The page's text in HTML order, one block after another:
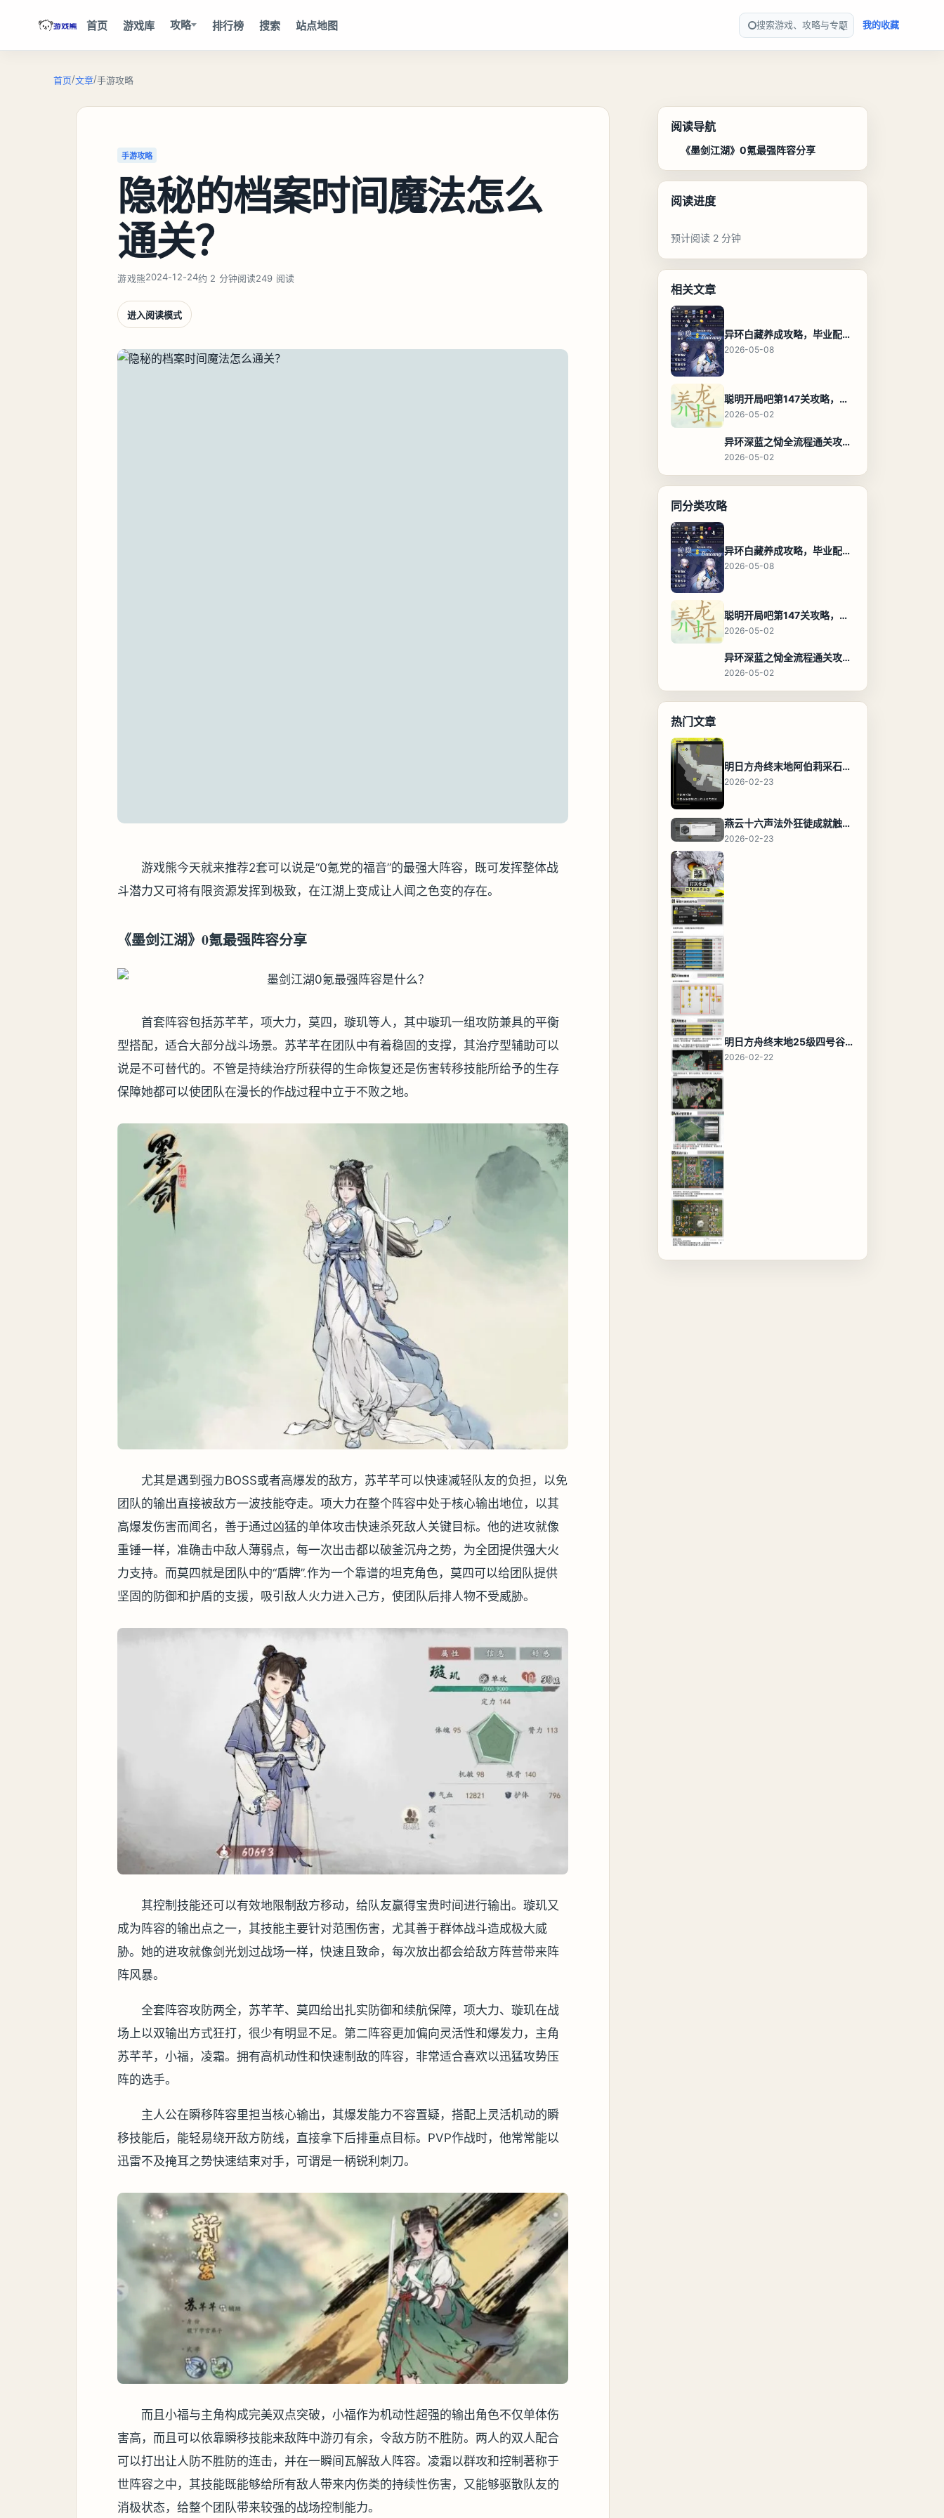
首页 游戏库 攻略 排行榜 搜索 站点地图 搜索游戏、攻略与专题 我的收藏
首页/文章/手游攻略
手游攻略
隐秘的档案时间魔法怎么
通关？
游戏熊2024-12-24约 2 分钟阅读249 阅读
进入阅读模式
游戏熊今天就来推荐2套可以说是“0氪党的福音”的最强大阵容，既可发挥整体战
斗潜力又可将有限资源发挥到极致，在江湖上变成让人闻之色变的存在。
《墨剑江湖》0氪最强阵容分享
首套阵容包括苏芊芊，项大力，莫四，璇玑等人，其中璇玑一组攻防兼具的平衡
型搭配，适合大部分战斗场景。苏芊芊在团队中有着稳固的支撑，其治疗型辅助可以
说是不可替代的。不管是持续治疗所获得的生命恢复还是伤害转移技能所给予的生存
保障她都可以使团队在漫长的作战过程中立于不败之地。
尤其是遇到强力BOSS或者高爆发的敌方，苏芊芊可以快速减轻队友的负担，以免
团队的输出直接被敌方一波技能夺走。项大力在整个阵容中处于核心输出地位，以其
高爆发伤害而闻名，善于通过凶猛的单体攻击快速杀死敌人关键目标。他的进攻就像
重锤一样，准确击中敌人薄弱点，每一次出击都以破釜沉舟之势，为全团提供强大火
力支持。而莫四就是团队中的“盾牌”.作为一个靠谱的坦克角色，莫四可以给团队提供
坚固的防御和护盾的支援，吸引敌人火力进入己方，使团队后排人物不受威胁。
其控制技能还可以有效地限制敌方移动，给队友赢得宝贵时间进行输出。璇玑又
成为阵容的输出点之一，其技能主要针对范围伤害，尤其善于群体战斗造成极大威
胁。她的进攻就像剑光划过战场一样，快速且致命，每次放出都会给敌方阵营带来阵
阵风暴。
全套阵容攻防两全，苏芊芊、莫四给出扎实防御和续航保障，项大力、璇玑在战
场上以双输出方式狂打，很少有明显不足。第二阵容更加偏向灵活性和爆发力，主角
苏芊芊，小福，凌霜。拥有高机动性和快速制敌的阵容，非常适合喜欢以迅猛攻势压
阵的选手。
主人公在瞬移阵容里担当核心输出，其爆发能力不容置疑，搭配上灵活机动的瞬
移技能后，能轻易绕开敌方防线，直接拿下后排重点目标。PVP作战时，他常常能以
迅雷不及掩耳之势快速结束对手，可谓是一柄锐利刺刀。
而且小福与主角构成完美双点突破，小福作为机动性超强的输出角色不仅单体伤
害高，而且可以依靠瞬移技能来敌阵中游刃有余，令敌方防不胜防。两人的双人配合
可以打出让人防不胜防的连击，并在一瞬间瓦解敌人阵容。凌霜以群攻和控制著称于
世阵容之中，其技能既能够给所有敌人带来内伤类的持续性伤害，又能够驱散队友的
消极状态，给整个团队带来较强的战场控制能力。
阅读导航
《墨剑江湖》0氪最强阵容分享
阅读进度
预计阅读 2 分钟
相关文章
异环白藏养成攻略，毕业配装、技能加点与阵容搭配保姆级解析
2026-05-08
聪明开局吧第147关攻略，养龙虾找出27个常用字通关答案
2026-05-02
异环深蓝之恸全流程通关攻略，教程与隐藏奖励
2026-05-02
同分类攻略
异环白藏养成攻略，毕业配装、技能加点与阵容搭配保姆级解析
2026-05-08
聪明开局吧第147关攻略，养龙虾找出27个常用字通关答案
2026-05-02
异环深蓝之恸全流程通关攻略，教程与隐藏奖励
2026-05-02
热门文章
明日方舟终末地阿伯莉采石场宝箱全收集攻略，全点位分布图与路线
2026-02-23
燕云十六声法外狂徒成就触发条件与通关攻略
2026-02-23
明日方舟终末地25级四号谷地基地蓝图，高效布局规划
2026-02-22